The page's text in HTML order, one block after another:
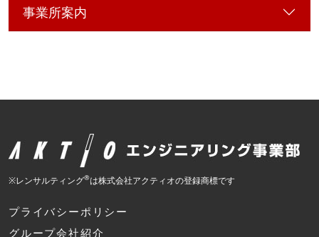
事業所案内
※レンサルティング®は株式会社アクティオの登録商標です
プライバシーポリシー
グループ会社紹介